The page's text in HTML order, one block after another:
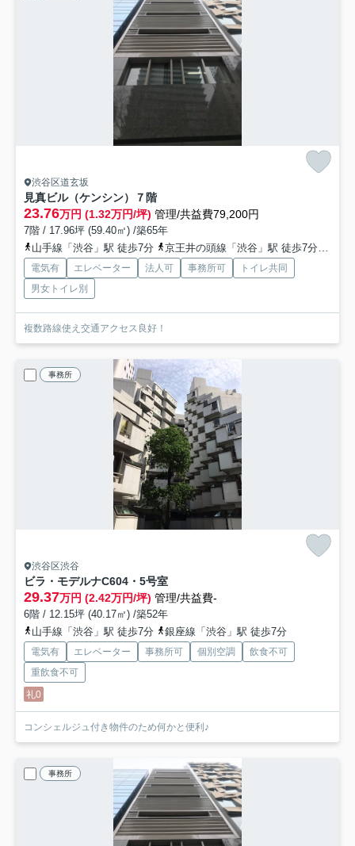
渋谷区道玄坂
見真ビル（ケンシン） ７階
23.76万円 (1.32万円/坪) 管理/共益費79,200円
7階 / 17.96坪 (59.40㎡) /築65年
山手線「渋谷」駅 徒歩7分
京王井の頭線「渋谷」駅 徒歩7分
電気有 エレベーター 法人可 事務所可
トイレ共同
男女トイレ別
複数路線使え交通アクセス良好！
事務所
渋谷区渋谷
ビラ・モデルナC604・5号室
29.37万円 (2.42万円/坪) 管理/共益費-
6階 / 12.15坪 (40.17㎡) /築52年
山手線「渋谷」駅 徒歩7分
銀座線「渋谷」駅 徒歩7分
電気有 エレベーター 事務所可 個別空調
飲食不可
重飲食不可
礼0
コンシェルジュ付き物件のため何かと便利♪
事務所